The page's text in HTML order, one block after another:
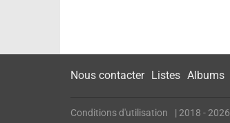
Nous contacter Listes Albums
Conditions d'utilisation | 2018 - 2026